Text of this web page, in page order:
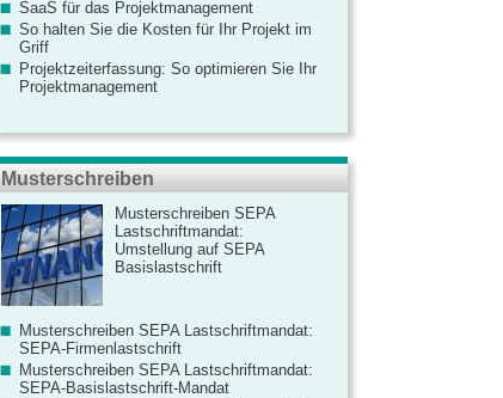
SaaS für das Projektmanagement
So halten Sie die Kosten für Ihr Projekt im
Griff
Projektzeiterfassung: So optimieren Sie Ihr
Projektmanagement
Musterschreiben
Musterschreiben SEPA
Lastschriftmandat:
Umstellung auf SEPA
Basislastschrift
Musterschreiben SEPA Lastschriftmandat:
SEPA-Firmenlastschrift
Musterschreiben SEPA Lastschriftmandat:
SEPA-Basislastschrift-Mandat